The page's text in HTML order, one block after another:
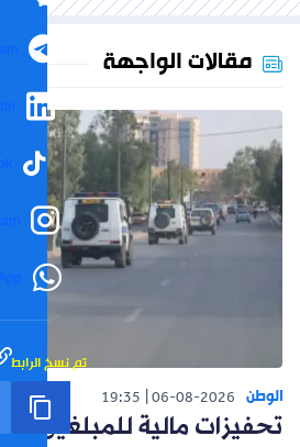
تم نسخ الرابط
مقالات الواجهة
الوطن 06-08-2026
19:35
تحفيزات مالية للمبلغين